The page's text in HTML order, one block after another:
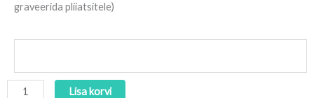
graveerida pliiatsitele)
Lisa korvi